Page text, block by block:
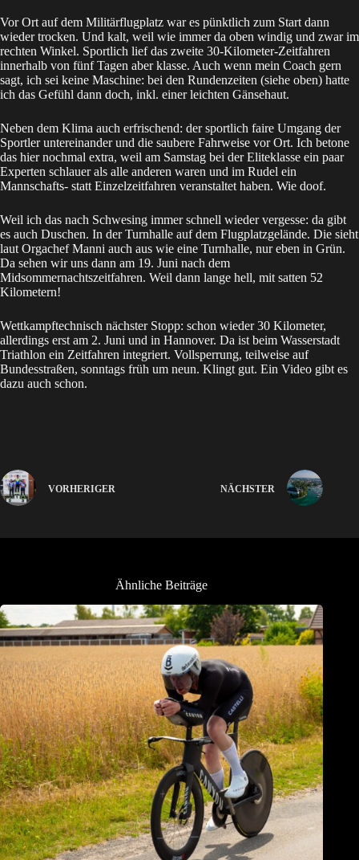
Vor Ort auf dem Militärflugplatz war es pünktlich zum Start dann
wieder trocken. Und kalt, weil wie immer da oben windig und zwar im
rechten Winkel. Sportlich lief das zweite 30-Kilometer-Zeitfahren
innerhalb von fünf Tagen aber klasse. Auch wenn mein Coach gern
sagt, ich sei keine Maschine: bei den Rundenzeiten (siehe oben) hatte
ich das Gefühl dann doch, inkl. einer leichten Gänsehaut.
Neben dem Klima auch erfrischend: der sportlich faire Umgang der
Sportler untereinander und die saubere Fahrweise vor Ort. Ich betone
das hier nochmal extra, weil am Samstag bei der Eliteklasse ein paar
Experten schlauer als alle anderen waren und im Rudel ein
Mannschafts- statt Einzelzeitfahren veranstaltet haben. Wie doof.
Weil ich das nach Schwesing immer schnell wieder vergesse: da gibt
es auch Duschen. In der Turnhalle auf dem Flugplatzgelände. Die sieht
laut Orgachef Manni auch aus wie eine Turnhalle, nur eben in Grün.
Da sehen wir uns dann am 19. Juni nach dem
Midsommernachtszeitfahren. Weil dann lange hell, mit satten 52
Kilometern!
Wettkampftechnisch nächster Stopp: schon wieder 30 Kilometer,
allerdings erst am 2. Juni und in Hannover. Da ist beim Wasserstadt
Triathlon ein Zeitfahren integriert. Vollsperrung, teilweise auf
Bundesstraßen, sonntags früh um neun. Klingt gut. Ein Video gibt es
dazu auch schon.
VORHERIGER NÄCHSTER
Ähnliche Beiträge